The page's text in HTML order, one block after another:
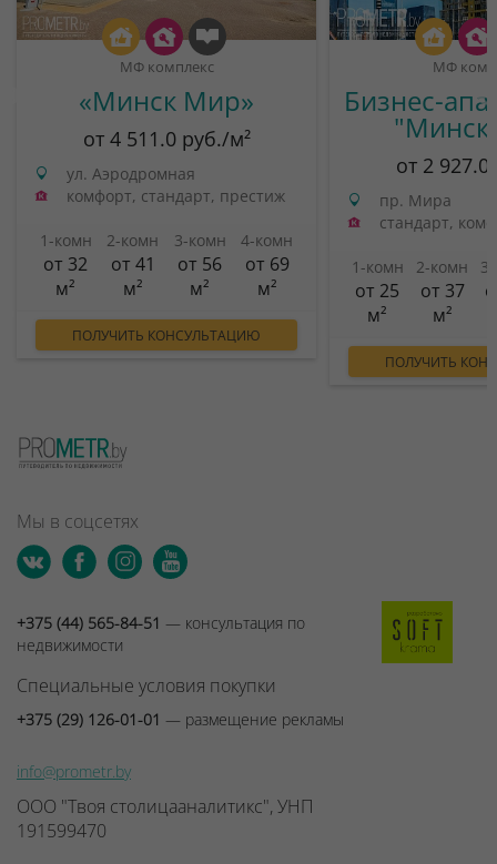
МФ комплекс
«Минск Мир»
от 4 511.0 руб./м²
ул. Аэродромная
комфорт, стандарт, престиж
1-комн
от 32
м²
2-комн
от 41
м²
3-комн
от 56
м²
4-комн
от 69
м²
ПОЛУЧИТЬ КОНСУЛЬТАЦИЮ
МФ
Бизнес-
от 2
пр. Мира
стандарт,
1-комн
от 25
м²
2-комн
от 37
м²
ПОЛУЧИТЬ
Мы в соцсетях
+375 (44) 565-84-51 — консультация по
недвижимости
Специальные условия покупки
+375 (29) 126-01-01 — размещение рекламы
info@prometr.by
ООО "Твоя столицааналитикс", УНП
191599470